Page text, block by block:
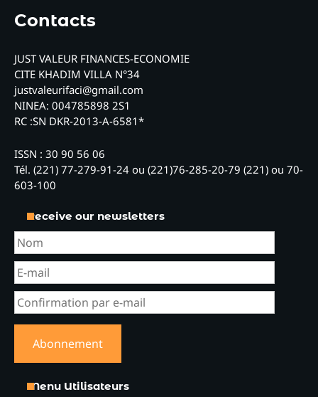
Contacts
JUST VALEUR FINANCES-ECONOMIE
CITE KHADIM VILLA N°34
justvaleurifaci@gmail.com
NINEA: 004785898 2S1
RC :SN DKR-2013-A-6581*
ISSN : 30 90 56 06
Tél. (221) 77-279-91-24 ou (221)76-285-20-79 (221) ou 70-
603-100
Receive our newsletters
Menu Utilisateurs